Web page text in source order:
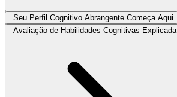
Seu Perfil Cognitivo Abrangente Começa Aqui
Avaliação de Habilidades Cognitivas Explicada